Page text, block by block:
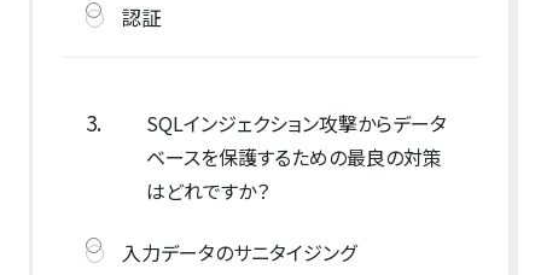
認証
3.
SQLインジェクション攻撃からデータ
ベースを保護するための最良の対策
はどれですか？
入力データのサニタイジング